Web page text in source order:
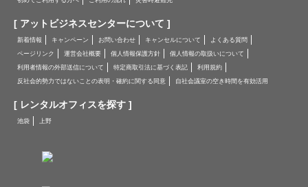
[ アットビジネスセンターについて ]
新着情報 キャンペーン お問い合わせ キャンセルについて
よくある質問
ページリンク
運営会社概要 個人情報保護方針
個人情報の取扱いについて
利用者情報の外部送信について
特定商取引法に基づく表記
利用規約
反社会的勢力ではないことの表明・確約に関する同意
自社会議室の空き時間を有効活用
[ レンタルオフィスを探す ]
池袋 上野